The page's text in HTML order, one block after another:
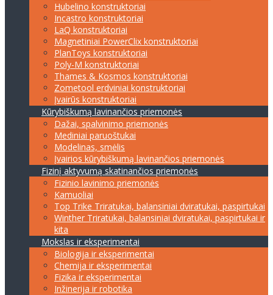
Hubelino konstruktoriai
Incastro konstruktoriai
LaQ konstruktoriai
Magnetiniai PowerClix konstruktoriai
PlanToys konstruktoriai
Poly-M konstruktoriai
Thames & Kosmos konstruktoriai
Zometool erdviniai konstruktoriai
Įvairūs konstruktoriai
Kūrybiškumą lavinančios priemonės
Dažai, spalvinimo priemonės
Mediniai paruoštukai
Modelinas, smėlis
Įvairios kūrybiškumą lavinančios priemonės
Fizinį aktyvumą skatinančios priemonės
Fizinio lavinimo priemonės
Kamuoliai
Top Trike Triratukai, balansiniai dviratukai, paspirtukai
Winther Triratukai, balansiniai dviratukai, paspirtukai ir
kita
Mokslas ir eksperimentai
Biologija ir eksperimentai
Chemija ir eksperimentai
Fizika ir eksperimentai
Inžinerija ir robotika